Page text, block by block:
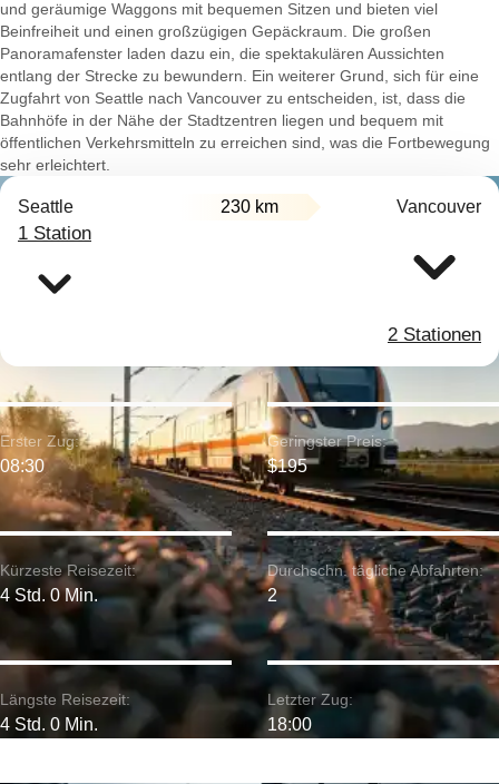
und geräumige Waggons mit bequemen Sitzen und bieten viel
Beinfreiheit und einen großzügigen Gepäckraum. Die großen
Panoramafenster laden dazu ein, die spektakulären Aussichten
entlang der Strecke zu bewundern. Ein weiterer Grund, sich für eine
Zugfahrt von Seattle nach Vancouver zu entscheiden, ist, dass die
Bahnhöfe in der Nähe der Stadtzentren liegen und bequem mit
öffentlichen Verkehrsmitteln zu erreichen sind, was die Fortbewegung
sehr erleichtert.
Seattle 230 km Vancouver
1 Station
2 Stationen
Kürzeste Reisezeit:
4 Std. 0 Min.
Erster Zug:
08:30
Längste Reisezeit:
4 Std. 0 Min.
Geringster Preis:
$195
Durchschn. tägliche Abfahrten:
2
Letzter Zug:
18:00